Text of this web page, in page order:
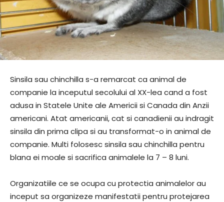
Sinsila sau chinchilla s-a remarcat ca animal de
companie la inceputul secolului al XX-lea cand a fost
adusa in Statele Unite ale Americii si Canada din Anzii
americani. Atat americanii, cat si canadienii au indragit
sinsila din prima clipa si au transformat-o in animal de
companie. Multi folosesc sinsila sau chinchilla pentru
blana ei moale si sacrifica animalele la 7 – 8 luni.
Organizatiile ce se ocupa cu protectia animalelor au
inceput sa organizeze manifestatii pentru protejarea